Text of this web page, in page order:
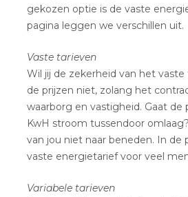
gekozen optie is de vaste
pagina leggen we verschillen uit.
Vaste tarieven
Wil jij de zekerheid van het vaste
de prijzen niet, zolang het
waarborg en vastigheid. Gaat de
KwH stroom tussendoor
van jou niet naar beneden. In de
vaste energietarief voor veel
Variabele tarieven